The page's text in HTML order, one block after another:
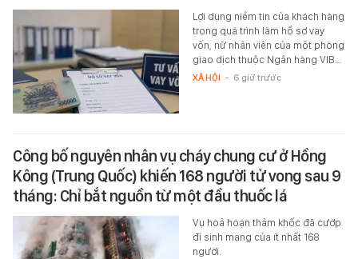
Lợi dụng niềm tin của khách hàng
trong quá trình làm hồ sơ vay
vốn, nữ nhân viên của một phòng
giao dịch thuộc Ngân hàng VIB…
XÃ HỘI - 6 giờ trước
Công bố nguyên nhân vụ cháy chung cư ở Hồng
Kông (Trung Quốc) khiến 168 người tử vong sau 9
tháng: Chỉ bắt nguồn từ một đầu thuốc lá
Vụ hoả hoạn thảm khốc đã cướp
đi sinh mạng của ít nhất 168
người.